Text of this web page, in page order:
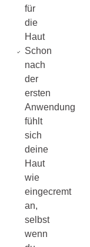
für
die
Haut
Schon
nach
der
ersten
Anwendung
fühlt
sich
deine
Haut
wie
eingecremt
an,
selbst
wenn